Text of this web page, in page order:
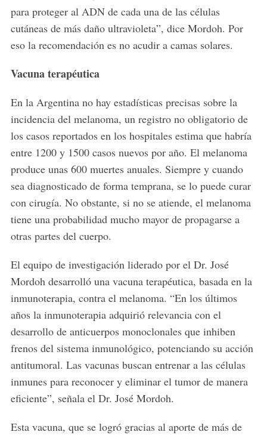
para proteger al ADN de cada una de las células
cutáneas de más daño ultravioleta”, dice Mordoh. Por
eso la recomendación es no acudir a camas solares.
Vacuna terapéutica
En la Argentina no hay estadísticas precisas sobre la
incidencia del melanoma, un registro no obligatorio de
los casos reportados en los hospitales estima que habría
entre 1200 y 1500 casos nuevos por año. El melanoma
produce unas 600 muertes anuales. Siempre y cuando
sea diagnosticado de forma temprana, se lo puede curar
con cirugía. No obstante, si no se atiende, el melanoma
tiene una probabilidad mucho mayor de propagarse a
otras partes del cuerpo.
El equipo de investigación liderado por el Dr. José
Mordoh desarrolló una vacuna terapéutica, basada en la
inmunoterapia, contra el melanoma. “En los últimos
años la inmunoterapia adquirió relevancia con el
desarrollo de anticuerpos monoclonales que inhiben
frenos del sistema inmunológico, potenciando su acción
antitumoral. Las vacunas buscan entrenar a las células
inmunes para reconocer y eliminar el tumor de manera
eficiente”, señala el Dr. José Mordoh.
Esta vacuna, que se logró gracias al aporte de más de